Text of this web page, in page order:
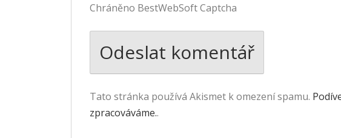
Chráněno BestWebSoft Captcha
Tato stránka používá Akismet k omezení spamu.
zpracováváme..